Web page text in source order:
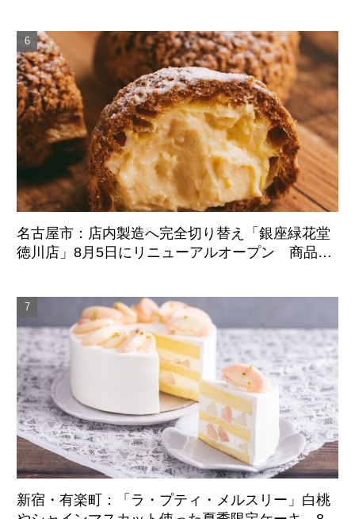
名古屋市：店内製造へ完全切り替え「銀座緑花堂
徳川店」8月5日にリニューアルオープン 商品ラ
新宿・有楽町：「ラ・プティ・メルスリー」白桃